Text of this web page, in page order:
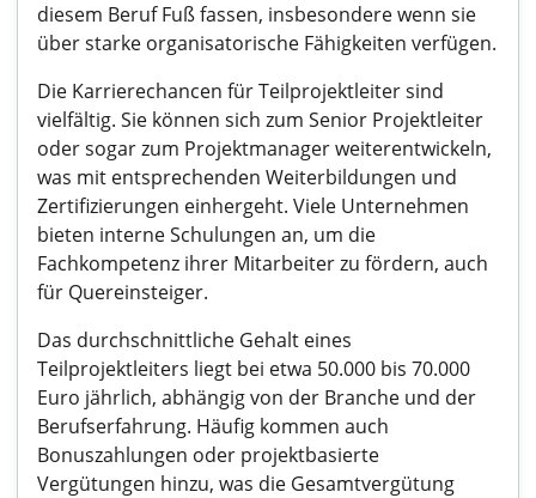
diesem Beruf Fuß fassen, insbesondere wenn sie
über starke organisatorische Fähigkeiten verfügen.
Die Karrierechancen für Teilprojektleiter sind
vielfältig. Sie können sich zum Senior Projektleiter
oder sogar zum Projektmanager weiterentwickeln,
was mit entsprechenden Weiterbildungen und
Zertifizierungen einhergeht. Viele Unternehmen
bieten interne Schulungen an, um die
Fachkompetenz ihrer Mitarbeiter zu fördern, auch
für Quereinsteiger.
Das durchschnittliche Gehalt eines
Teilprojektleiters liegt bei etwa 50.000 bis 70.000
Euro jährlich, abhängig von der Branche und der
Berufserfahrung. Häufig kommen auch
Bonuszahlungen oder projektbasierte
Vergütungen hinzu, was die Gesamtvergütung